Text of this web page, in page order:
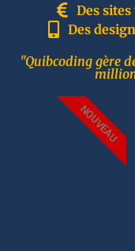
Des
Des
"Quibcoding gère
NOUVEAU